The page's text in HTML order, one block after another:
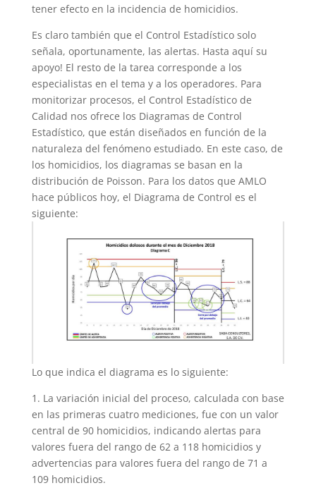
tener efecto en la incidencia de homicidios.
Es claro también que el Control Estadístico solo
señala, oportunamente, las alertas. Hasta aquí su
apoyo! El resto de la tarea corresponde a los
especialistas en el tema y a los operadores. Para
monitorizar procesos, el Control Estadístico de
Calidad nos ofrece los Diagramas de Control
Estadístico, que están diseñados en función de la
naturaleza del fenómeno estudiado. En este caso, de
los homicidios, los diagramas se basan en la
distribución de Poisson. Para los datos que AMLO
hace públicos hoy, el Diagrama de Control es el
siguiente:
Lo que indica el diagrama es lo siguiente:
1. La variación inicial del proceso, calculada con base
en las primeras cuatro mediciones, fue con un valor
central de 90 homicidios, indicando alertas para
valores fuera del rango de 62 a 118 homicidios y
advertencias para valores fuera del rango de 71 a
109 homicidios.